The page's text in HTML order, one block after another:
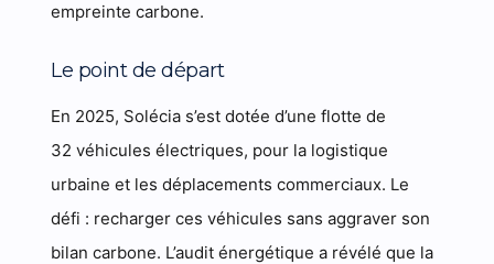
empreinte carbone.
Le point de départ
En 2025, Solécia s’est dotée d’une flotte de
32 véhicules électriques, pour la logistique
urbaine et les déplacements commerciaux. Le
défi : recharger ces véhicules sans aggraver son
bilan carbone. L’audit énergétique a révélé que la